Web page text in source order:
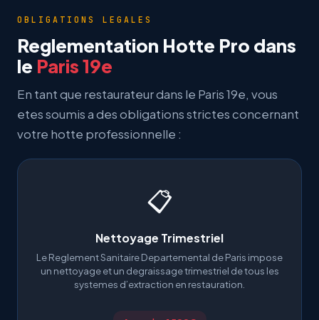
OBLIGATIONS LEGALES
Reglementation Hotte Pro dans
le Paris 19e
En tant que restaurateur dans le Paris 19e, vous
etes soumis a des obligations strictes concernant
votre hotte professionnelle :
📋
Nettoyage Trimestriel
Le Reglement Sanitaire Departemental de Paris impose
un nettoyage et un degraissage trimestriel de tous les
systemes d’extraction en restauration.